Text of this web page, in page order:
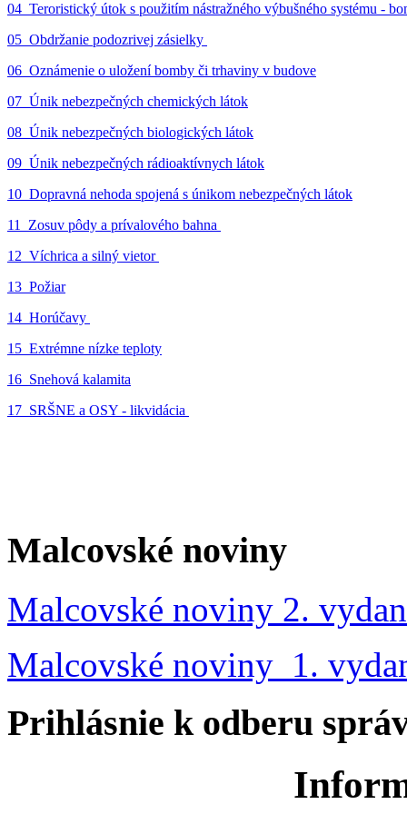
04_Teroristický útok s použitím nástražného výbušného systému -
05_Obdržanie podozrivej zásielky
06_Oznámenie o uložení bomby či trhaviny v budove
07_Únik nebezpečných chemických látok
08_Únik nebezpečných biologických látok
09_Únik nebezpečných rádioaktívnych látok
10_Dopravná nehoda spojená s únikom nebezpečných látok
11_Zosuv pôdy a prívalového bahna
12_Víchrica a silný vietor
13_Požiar
14_Horúčavy
15_Extrémne nízke teploty
16_Snehová kalamita
17_SRŠNE a OSY - likvidácia
Malcovské noviny
Malcovské noviny 2.
Malcovské noviny 1.
Prihlásnie k odberu